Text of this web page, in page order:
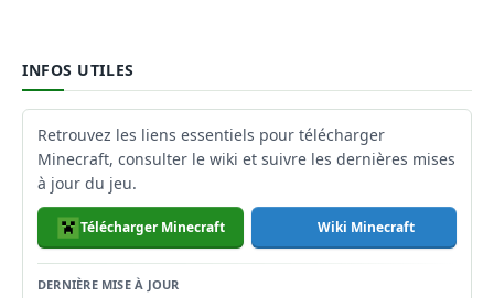
INFOS UTILES
Retrouvez les liens essentiels pour télécharger
Minecraft, consulter le wiki et suivre les dernières mises
à jour du jeu.
Télécharger Minecraft Wiki Minecraft
DERNIÈRE MISE À JOUR